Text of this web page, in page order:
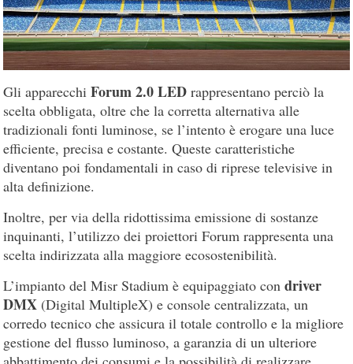
Gli apparecchiForum 2.0 LED rappresentano perciò la
scelta obbligata, oltre che la corretta alternativa alle
tradizionali fonti luminose, se l’intento è erogare una luce
efficiente, precisa e costante. Queste caratteristiche
diventano poi fondamentali in caso di riprese televisive in
alta definizione.
Inoltre, per via della ridottissima emissione di sostanze
inquinanti, l’utilizzo dei proiettori Forum rappresenta una
scelta indirizzata alla maggiore ecosostenibilità.
L’impianto del Misr Stadium è equipaggiato condriver
DMX (Digital MultipleX) e console centralizzata, un
corredo tecnico che assicura il totale controllo e la migliore
gestione del flusso luminoso, a garanzia di un ulteriore